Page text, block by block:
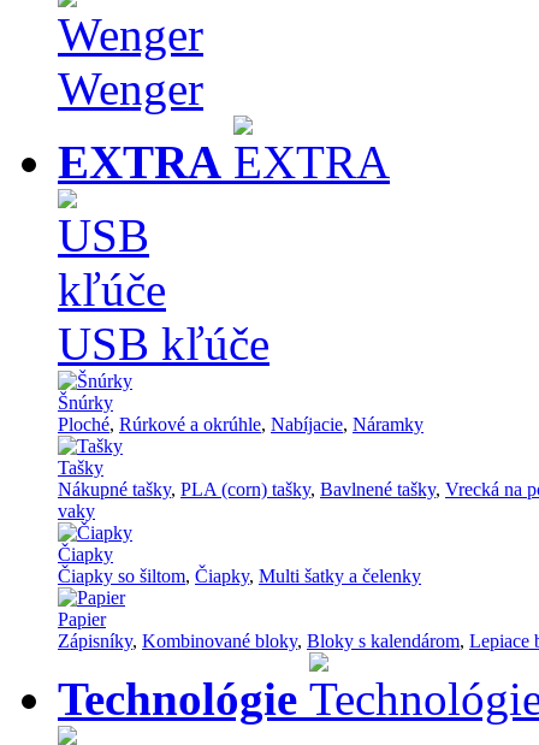
Wenger
EXTRA
USB kľúče
Šnúrky
Ploché, Rúrkové a okrúhle, Nabíjacie, Náramky
Tašky
Nákupné tašky, PLA (corn) tašky, Bavlnené tašky, Vrecká na
vaky
Čiapky
Čiapky so šiltom, Čiapky, Multi šatky a čelenky
Papier
Zápisníky, Kombinované bloky, Bloky s kalendárom, Lepiace
Technológie